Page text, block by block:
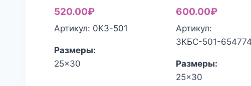
520.00₽
Артикул: 0КЗ-501
Размеры:
25x30
600.00₽
Артикул:
3КБС-501-654774
Размеры:
25x30